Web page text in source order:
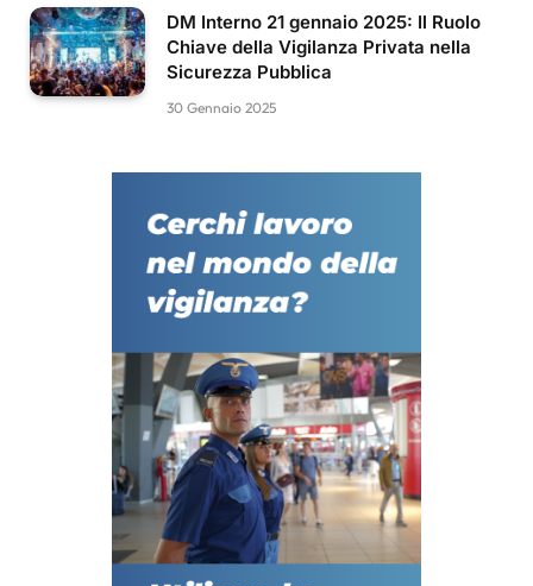
DM Interno 21 gennaio 2025: Il Ruolo
Chiave della Vigilanza Privata nella
Sicurezza Pubblica
30 Gennaio 2025